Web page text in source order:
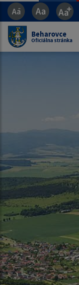
Beharovce
Oficiálna stránka